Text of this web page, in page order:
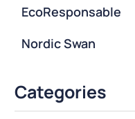
EcoResponsable
Nordic Swan
Categories